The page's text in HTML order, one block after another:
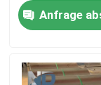
HausAnfrage